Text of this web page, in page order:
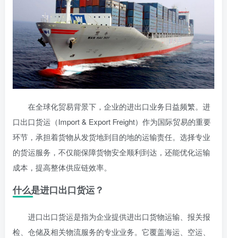
在全球化贸易背景下，企业的进出口业务日益频繁。进
口出口货运（Import & Export Freight）作为国际贸易的重要
环节，承担着货物从发货地到目的地的运输责任。选择专业
的货运服务，不仅能保障货物安全顺利到达，还能优化运输
成本，提高整体供应链效率。
什么是进口出口货运？
进口出口货运是指为企业提供进出口货物运输、报关报
检、仓储及相关物流服务的专业业务。它覆盖海运、空运、